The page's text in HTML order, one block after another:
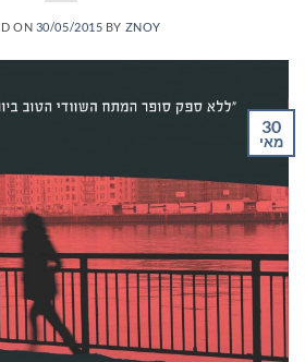
ON 30/05/2015 BY ZNOY
30
מאי